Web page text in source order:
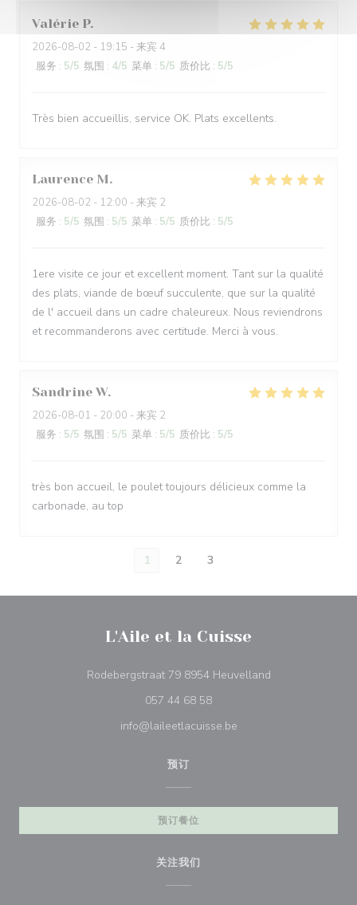
Valérie P
2026-08-02 - 19:15 - 来宾 4
服务 : 5/5 氛围 : 4/5 菜单 : 5/5 质价比 : 5/5
Très bien accueillis, service OK. Plats excellents.
Laurence M
2026-08-02 - 12:00 - 来宾 2
服务 : 5/5 氛围 : 5/5 菜单 : 5/5 质价比 : 5/5
1ere visite ce jour et excellent moment. Tant sur la qualité
des plats, viande de bœuf succulente, que sur la qualité
de l' accueil dans un cadre chaleureux. Nous reviendrons
et recommanderons avec certitude. Merci à vous.
Sandrine W
2026-08-01 - 20:00 - 来宾 2
服务 : 5/5 氛围 : 5/5 菜单 : 5/5 质价比 : 5/5
très bon accueil, le poulet toujours délicieux comme la
carbonade, au top
1 2 3
L'Aile et la Cuisse
Rodebergstraat 79 8954 Heuvelland((在新窗口中打开
057 44 68 58
info@laileetlacuisse.be
预订
预订餐位
关注我们